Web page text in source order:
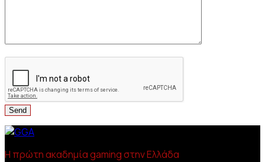
Η πρώτη ακαδημία gaming στην Ελλάδα